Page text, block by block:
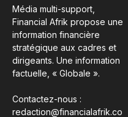
Média multi-support,
Financial Afrik propose une
information financière
stratégique aux cadres et
dirigeants. Une information
factuelle, « Globale ».
Contactez-nous :
redaction@financialafrik.co